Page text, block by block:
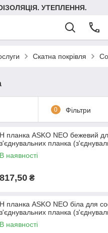
УТЕПЛЕННЯ.
Скатна покрівля
0 Фільтри
H планка ASKO NEO бежевий
з'єднувальних планка
В наявності
817,50 ₴
H планка ASKO NEO біла для
з'єднувальних планка
В наявності